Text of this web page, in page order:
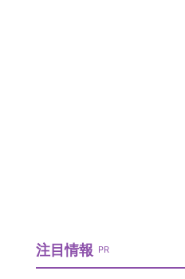
注目情報 PR